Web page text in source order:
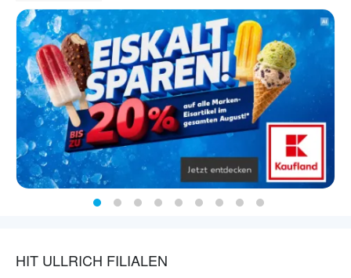
HIT ULLRICH FILIALEN